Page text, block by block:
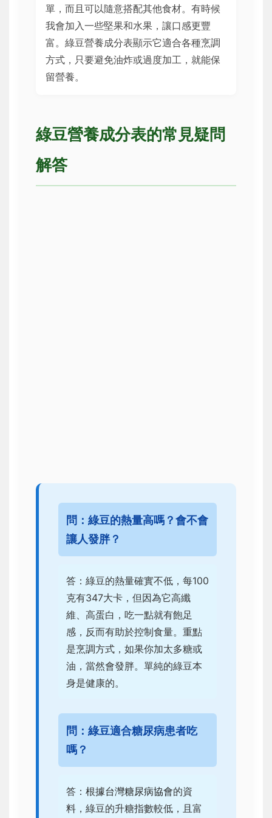
單，而且可以隨意搭配其他食材。有時候
我會加入一些堅果和水果，讓口感更豐
富。綠豆營養成分表顯示它適合各種烹調
方式，只要避免油炸或過度加工，就能保
留營養。
綠豆營養成分表的常見疑問
解答
問：綠豆的熱量高嗎？會不會
讓人發胖？
答：綠豆的熱量確實不低，每100
克有347大卡，但因為它高纖
維、高蛋白，吃一點就有飽足
感，反而有助於控制食量。重點
是烹調方式，如果你加太多糖或
油，當然會發胖。單純的綠豆本
身是健康的。
問：綠豆適合糖尿病患者吃
嗎？
答：根據台灣糖尿病協會的資
料，綠豆的升糖指數較低，且富